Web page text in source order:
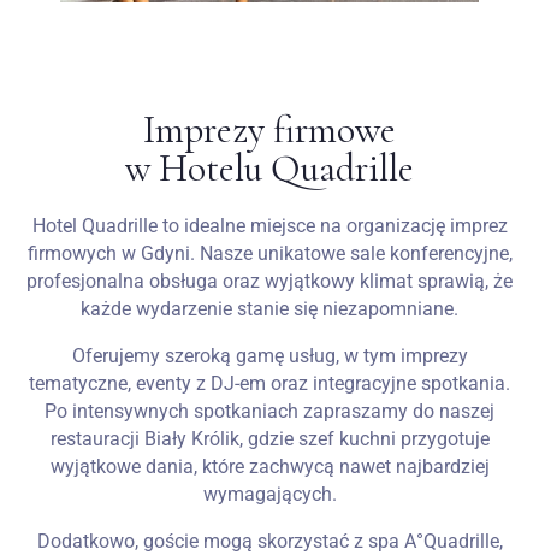
Imprezy firmowe
w Hotelu Quadrille
Hotel Quadrille to idealne miejsce na organizację imprez
firmowych w Gdyni. Nasze unikatowe sale konferencyjne,
profesjonalna obsługa oraz wyjątkowy klimat sprawią, że
każde wydarzenie stanie się niezapomniane.
Oferujemy szeroką gamę usług, w tym imprezy
tematyczne, eventy z DJ-em oraz integracyjne spotkania.
Po intensywnych spotkaniach zapraszamy do naszej
restauracji Biały Królik, gdzie szef kuchni przygotuje
wyjątkowe dania, które zachwycą nawet najbardziej
wymagających.
Dodatkowo, goście mogą skorzystać z spa A°Quadrille,